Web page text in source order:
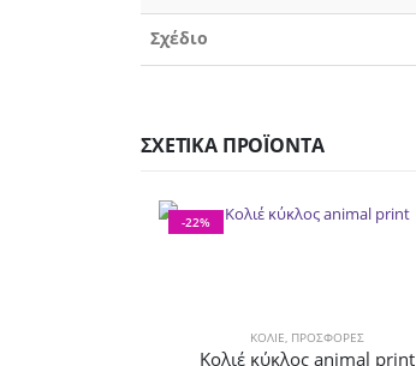
Σχέδιο
ΣΧΕΤΙΚΆ ΠΡΟΪΌΝΤΑ
-22%
ΚΟΛΙΈ, ΠΡΟΣΦΟΡΕΣ
Κολιέ κύκλος animal print